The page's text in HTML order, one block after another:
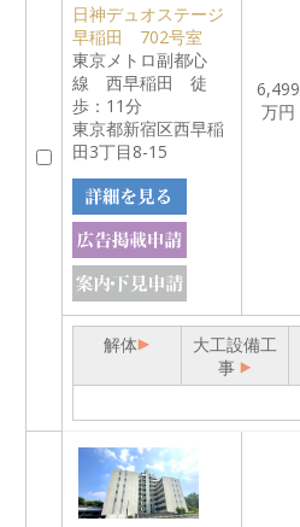
日神デュオステージ
早稲田 702号室
東京メトロ副都心
線 西早稲田 徒
歩：11分
東京都新宿区西早稲
田3丁目8-15
6,499
万円
解体
大工設備工
事